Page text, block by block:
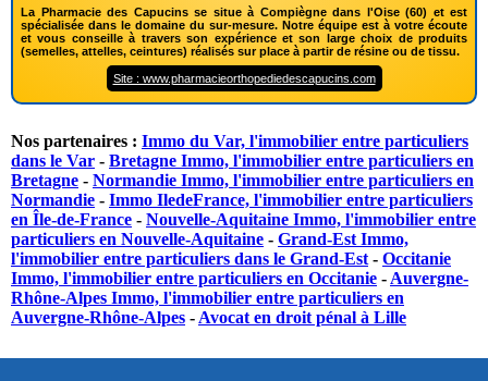
La Pharmacie des Capucins se situe à Compiègne dans l'Oise (60) et est
spécialisée dans le domaine du sur-mesure. Notre équipe est à votre écoute
et vous conseille à travers son expérience et son large choix de produits
(semelles, attelles, ceintures) réalisés sur place à partir de résine ou de tissu.
Site : www.pharmacieorthopediedescapucins.com
Nos partenaires : Immo du Var, l'immobilier entre particuliers
dans le Var - Bretagne Immo, l'immobilier entre particuliers en
Bretagne - Normandie Immo, l'immobilier entre particuliers en
Normandie - Immo IledeFrance, l'immobilier entre particuliers
en Île-de-France - Nouvelle-Aquitaine Immo, l'immobilier entre
particuliers en Nouvelle-Aquitaine - Grand-Est Immo,
l'immobilier entre particuliers dans le Grand-Est - Occitanie
Immo, l'immobilier entre particuliers en Occitanie - Auvergne-
Rhône-Alpes Immo, l'immobilier entre particuliers en
Auvergne-Rhône-Alpes - Avocat en droit pénal à Lille